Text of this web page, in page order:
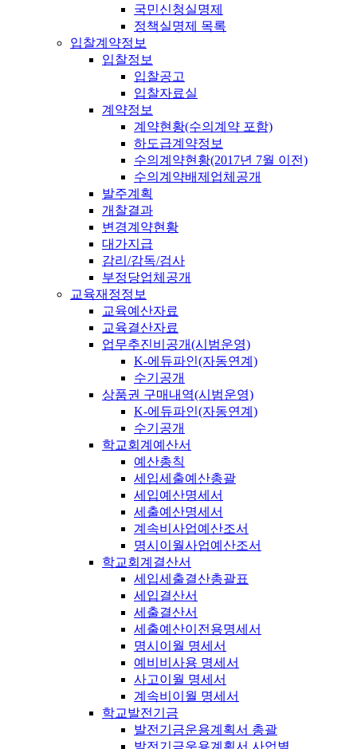
국민신청실명제
정책실명제 목록
입찰계약정보
입찰정보
입찰공고
입찰자료실
계약정보
계약현황(수의계약 포함)
하도급계약정보
수의계약현황(2017년 7월 이전)
수의계약배제업체공개
발주계획
개찰결과
변경계약현황
대가지급
감리/감독/검사
부정당업체공개
교육재정정보
교육예산자료
교육결산자료
업무추진비공개(시범운영)
K-에듀파인(자동연계)
수기공개
상품권 구매내역(시범운영)
K-에듀파인(자동연계)
수기공개
학교회계예산서
예산총칙
세입세출예산총괄
세입예산명세서
세출예산명세서
계속비사업예산조서
명시이월사업예산조서
학교회계결산서
세입세출결산총괄표
세입결산서
세출결산서
세출예산이전용명세서
명시이월 명세서
예비비사용 명세서
사고이월 명세서
계속비이월 명세서
학교발전기금
발전기금운용계획서 총괄
발전기금운용계획서 사업별